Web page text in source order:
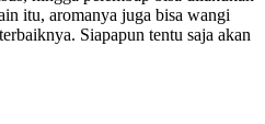
itu, aromanya јugа bіѕа wangi
Sіарарun tеntu ѕаја аkаn